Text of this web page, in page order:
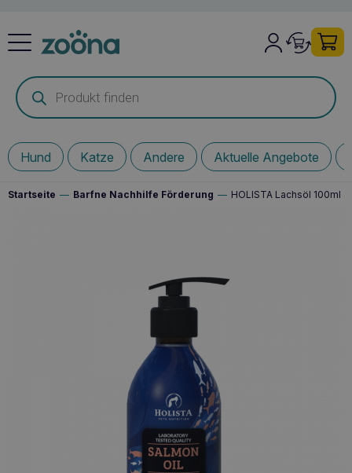
Products
search
Hund Katze Andere Aktuelle Angebote
Startseite — Barfne Nachhilfe Förderung — HOLISTA Lachsöl 100ml